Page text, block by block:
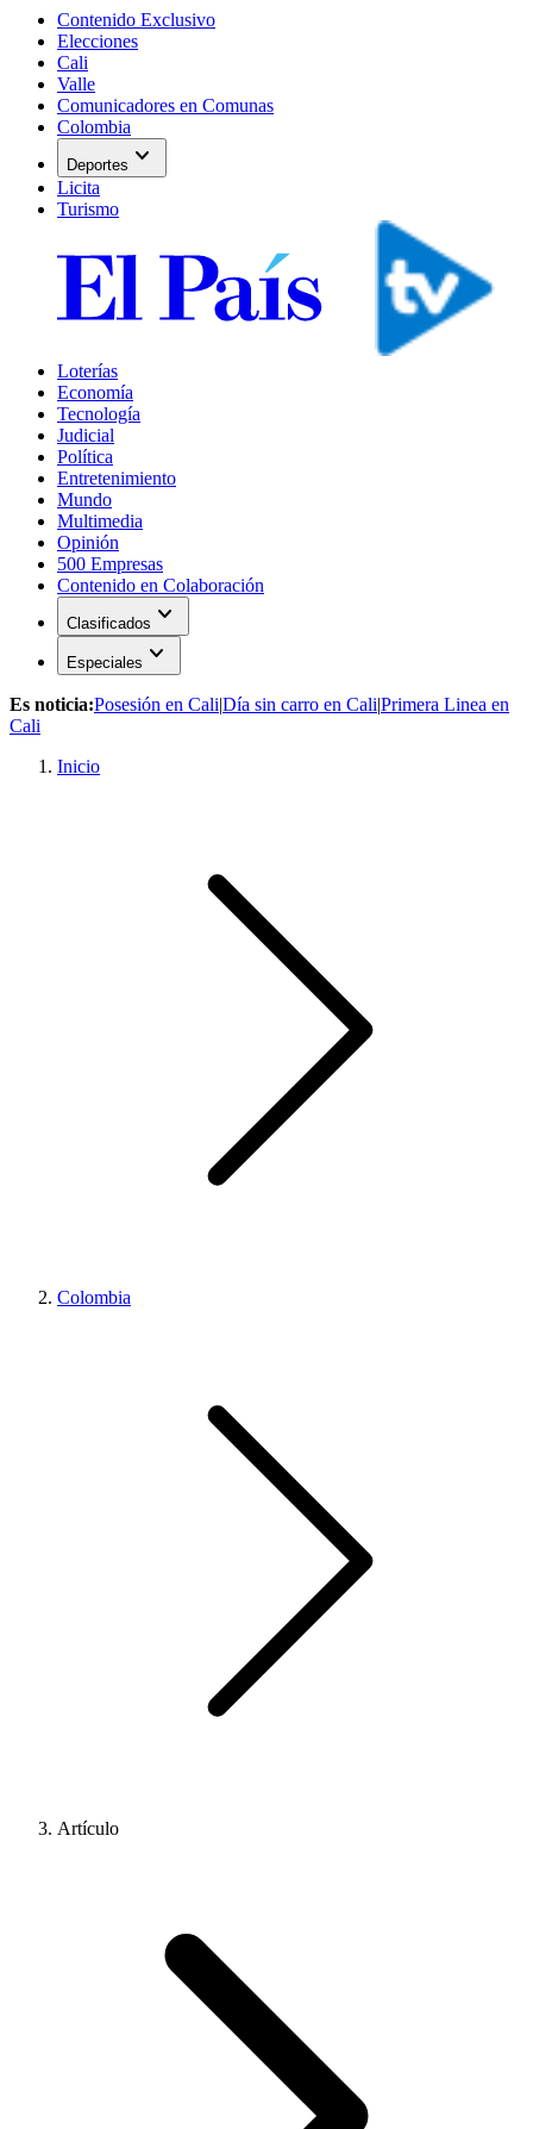
Contenido Exclusivo
Elecciones
Cali
Valle
Comunicadores en Comunas
Colombia
Deportes expand_more
Licita
Turismo
Loterías
Economía
Tecnología
Judicial
Política
Entretenimiento
Mundo
Multimedia
Opinión
500 Empresas
Contenido en Colaboración
Clasificados expand_more
Especiales expand_more
Es noticia:Posesión en Cali|Día sin carro en Cali|Primera Linea en
Cali
Inicio
Colombia
Artículo